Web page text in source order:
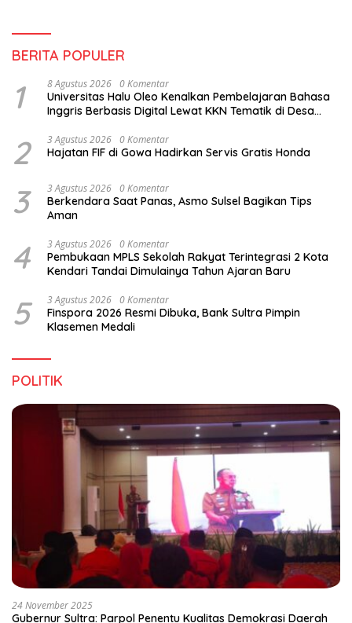
BERITA POPULER
1 8 Agustus 2026 0 Komentar
Universitas Halu Oleo Kenalkan Pembelajaran Bahasa
Inggris Berbasis Digital Lewat KKN Tematik di Desa
2 3 Agustus 2026 0 Komentar
Hajatan FIF di Gowa Hadirkan Servis Gratis Honda
3 3 Agustus 2026 0 Komentar
Berkendara Saat Panas, Asmo Sulsel Bagikan Tips
Aman
4 3 Agustus 2026 0 Komentar
Pembukaan MPLS Sekolah Rakyat Terintegrasi 2 Kota
Kendari Tandai Dimulainya Tahun Ajaran Baru
5 3 Agustus 2026 0 Komentar
Finspora 2026 Resmi Dibuka, Bank Sultra Pimpin
Klasemen Medali
POLITIK
24 November 2025
Gubernur Sultra: Parpol Penentu Kualitas Demokrasi Daerah